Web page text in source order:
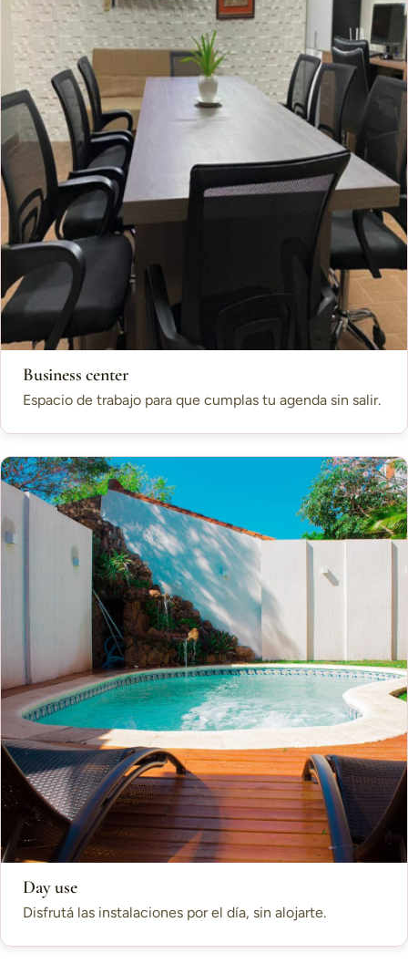
Business center
Espacio de trabajo para que cumplas tu agenda sin salir.
Day use
Disfrutá las instalaciones por el día, sin alojarte.